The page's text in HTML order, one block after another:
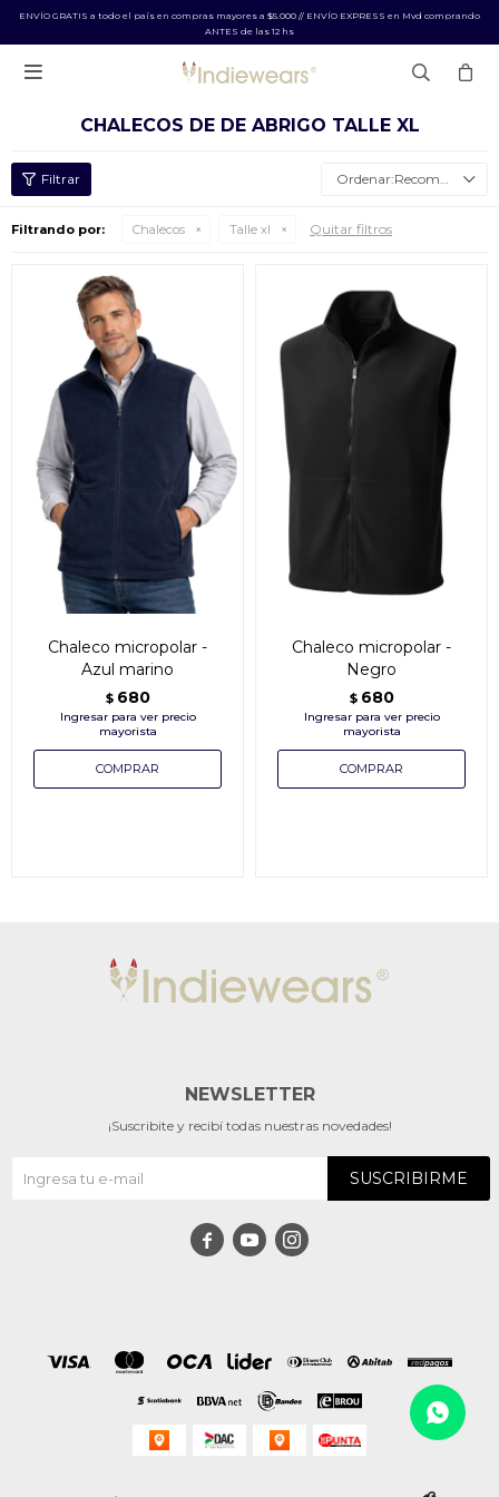
ENVÍO GRATIS a todo el país en compras mayores a $5.000 // ENVÍO EXPRESS en Mvd comprando
ANTES de las 12 hs

CHALECOS DE DE ABRIGO TALLE XL
Recomendados
Filtrando por: Chalecos Talle xl Quitar filtros
Chaleco micropolar -
Azul marino
$ 680
Chaleco micropolar -
Negro
$ 680
NEWSLETTER
¡Suscribite y recibí todas nuestras novedades!
SUSCRIBIRME
  